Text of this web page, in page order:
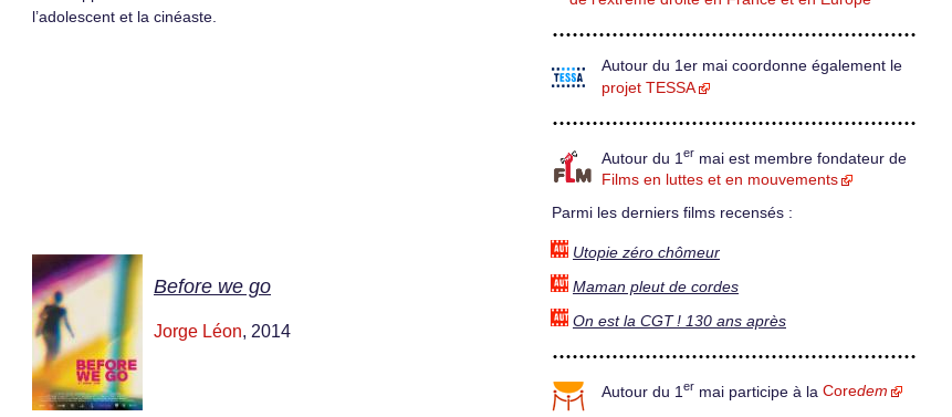
l’adolescent et la cinéaste.
Before we go
Jorge Léon, 2014
Autour du 1er mai coordonne également le
projet TESSA
Autour du 1 er mai est membre fondateur de
Films en luttes et en mouvements
Parmi les derniers films recensés :
Utopie zéro chômeur
Maman pleut de cordes
On est la CGT ! 130 ans après
Autour du 1 er mai participe à la Coredem